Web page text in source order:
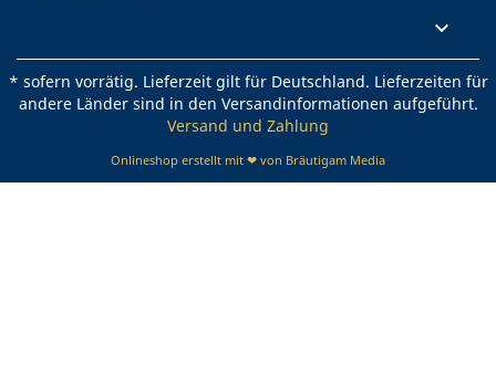

* sofern vorrätig. Lieferzeit gilt für Deutschland. Lieferzeiten für
andere Länder sind in den Versandinformationen aufgeführt.
Versand und Zahlung
Onlineshop erstellt mit ❤ von Bräutigam Media